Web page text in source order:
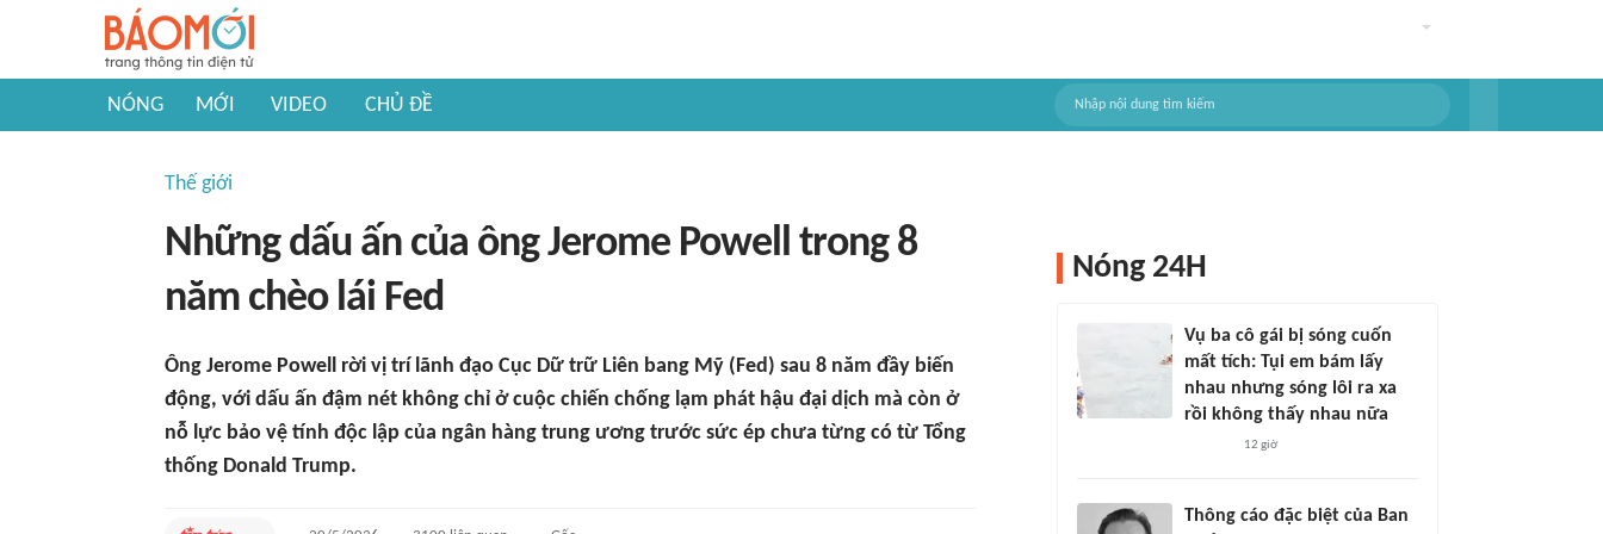
NÓNG MỚI VIDEO CHỦ ĐỀ
Thế giới
Những dấu ấn của ông Jerome Powell trong 8
năm chèo lái Fed
Ông Jerome Powell rời vị trí lãnh đạo Cục Dữ trữ Liên bang Mỹ (Fed) sau 8 năm đầy biến
động, với dấu ấn đậm nét không chỉ ở cuộc chiến chống lạm phát hậu đại dịch mà còn ở
nỗ lực bảo vệ tính độc lập của ngân hàng trung ương trước sức ép chưa từng có từ Tổng
thống Donald Trump.
Nóng 24H
Vụ ba cô gái bị sóng cuốn
mất tích: Tụi em bám lấy
nhau nhưng sóng lôi ra xa
rồi không thấy nhau nữa
12 giờ
Thông cáo đặc biệt của Ban